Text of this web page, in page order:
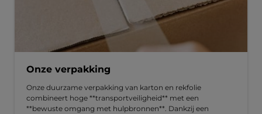
Onze verpakking
Onze duurzame verpakking van karton en rekfolie
combineert hoge **transportveiligheid** met een
**bewuste omgang met hulpbronnen**. Dankzij een